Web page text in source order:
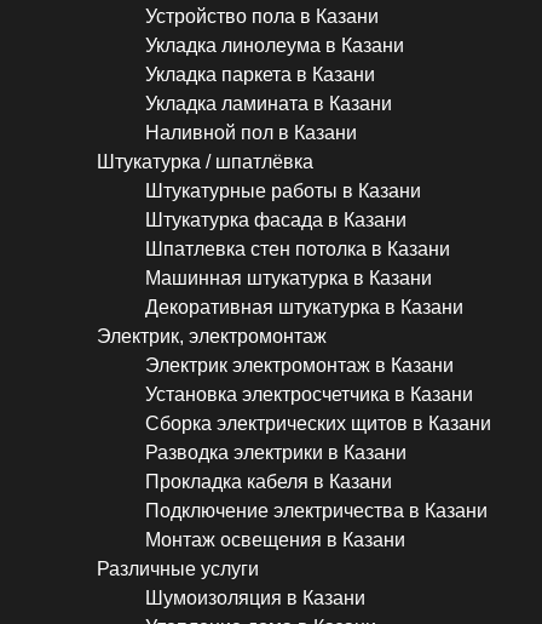
Устройство пола в Казани
Укладка линолеума в Казани
Укладка паркета в Казани
Укладка ламината в Казани
Наливной пол в Казани
Штукатурка / шпатлёвка
Штукатурные работы в Казани
Штукатурка фасада в Казани
Шпатлевка стен потолка в Казани
Машинная штукатурка в Казани
Декоративная штукатурка в Казани
Электрик, электромонтаж
Электрик электромонтаж в Казани
Установка электросчетчика в Казани
Сборка электрических щитов в Казани
Разводка электрики в Казани
Прокладка кабеля в Казани
Подключение электричества в Казани
Монтаж освещения в Казани
Различные услуги
Шумоизоляция в Казани